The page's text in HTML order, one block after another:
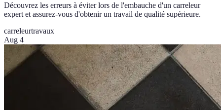
Découvrez les erreurs à éviter lors de l'embauche d'un carreleur
expert et assurez-vous d'obtenir un travail de qualité supérieure.
carreleurtravaux
Aug 4